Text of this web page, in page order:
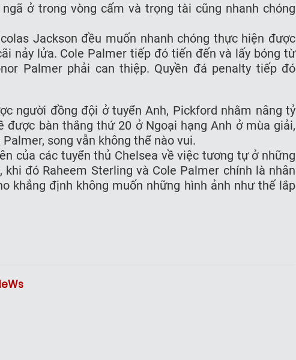
ở trong vòng cấm và trọng tài cũng nhanh chóng
Jackson đều muốn nhanh chóng thực hiện được
nảy lửa. Cole Palmer tiếp đó tiến đến và lấy bóng từ
Palmer phải can thiệp. Quyền đá penalty tiếp đó
người đồng đội ở tuyển Anh, Pickford nhằm nâng tỷ
được bàn thắng thứ 20 ở Ngoại hạng Anh ở mùa giải,
song vẫn không thể nào vui.
của các tuyển thủ Chelsea về việc tương tự ở những
đó Raheem Sterling và Cole Palmer chính là nhân
khẳng định không muốn những hình ảnh như thế lắp